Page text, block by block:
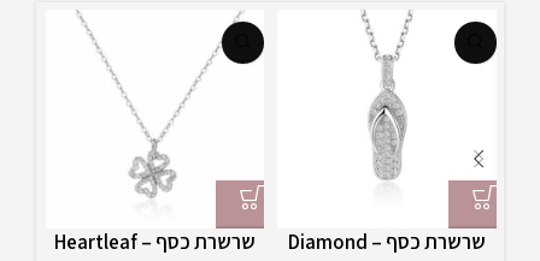
שרשרת כסף – Diamond
שרשרת כסף – Heartleaf